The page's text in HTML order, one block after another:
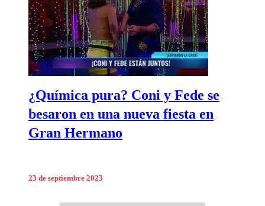
¿Química pura? Coni y Fede se
besaron en una nueva fiesta en
Gran Hermano
23 de septiembre 2023